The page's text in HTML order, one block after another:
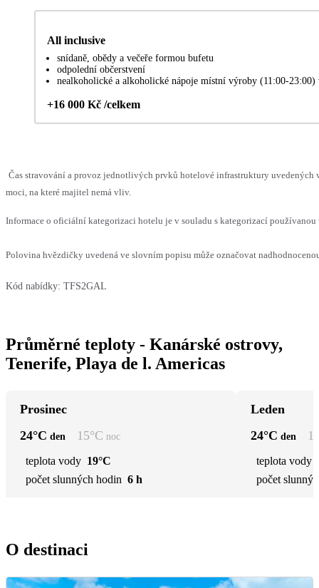
All inclusive
snídaně, obědy a večeře formou bufetu
odpolední občerstvení
nealkoholické a alkoholické nápoje místní výroby (11:00-23:00)
+16 000 Kč /celkem
Čas stravování a provoz jednotlivých prvků hotelové infrastruktury uvedených
moci, na které majitel nemá vliv.
Informace o oficiální kategorizaci hotelu je v souladu s kategorizací
Polovina hvězdičky uvedená ve slovním popisu může označovat
Kód nabídky: TFS2GAL
Průměrné teploty - Kanárské ostrovy,
Tenerife, Playa de l. Americas
Prosinec
24°C den 15°C noc
teplota vody 19°C
počet slunných hodin 6 h
Leden
24°C den
teplota vody
počet
O destinaci